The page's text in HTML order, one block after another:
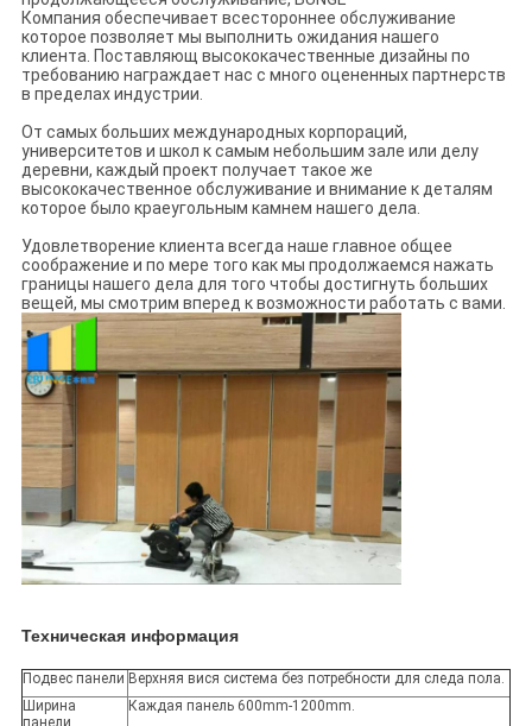
Компания обеспечивает всестороннее обслуживание
которое позволяет мы выполнить ожидания нашего
клиента. Поставляющ высококачественные дизайны по
требованию награждает нас с много оцененных партнерств
в пределах индустрии.
От самых больших международных корпораций,
университетов и школ к самым небольшим зале или делу
деревни, каждый проект получает такое же
высококачественное обслуживание и внимание к деталям
которое было краеугольным камнем нашего дела.
Удовлетворение клиента всегда наше главное общее
соображение и по мере того как мы продолжаемся нажать
границы нашего дела для того чтобы достигнуть больших
вещей, мы смотрим вперед к возможности работать с вами.
Техническая информация
Подвес панели Верхняя вися система без потребности для следа пола.
Ширина
панели
Каждая панель 600mm-1200mm.